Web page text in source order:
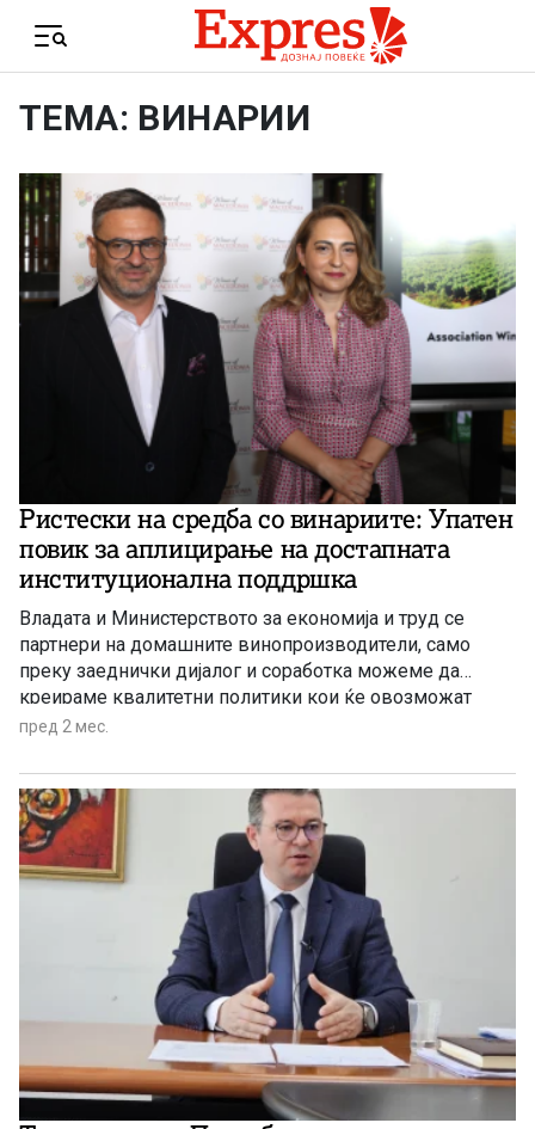
Menu
ТЕМА: ВИНАРИИ
Ристески на средба со винариите: Упатен
повик за аплицирање на достапната
институционална поддршка
Владата и Министерството за економија и труд се
партнери на домашните винопроизводители, само
преку заеднички дијалог и соработка можеме да
креираме квалитетни политики кои ќе овозможат
долгорочен развој на македонската винска индустрија
пред 2 мес.